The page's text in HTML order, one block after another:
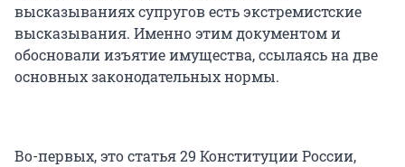
высказываниях супругов есть экстремистские
высказывания. Именно этим документом и
обосновали изъятие имущества, ссылаясь на две
основных законодательных нормы.
Во-первых, это статья 29 Конституции России,